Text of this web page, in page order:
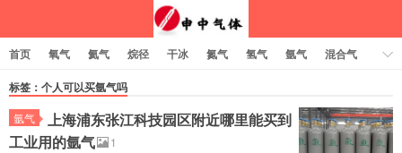
首页 氧气 氦气 烷径 干冰 氮气 氢气 氩气
混合气
乙炔
标签：个人可以买氩气吗
氩气
上海浦东张江科技园区附近哪里能买到
工业用的氩气
1